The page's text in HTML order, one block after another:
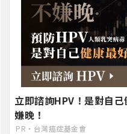
立即諮詢HPV！是對自
嫌晚！
PR・台灣癌症基金會